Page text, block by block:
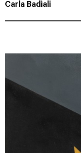
Carla Badiali